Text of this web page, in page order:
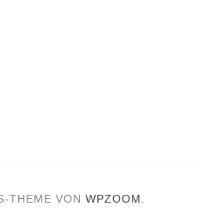
THEME VON WPZOOM.